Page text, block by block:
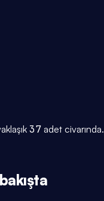
37adet civarında.